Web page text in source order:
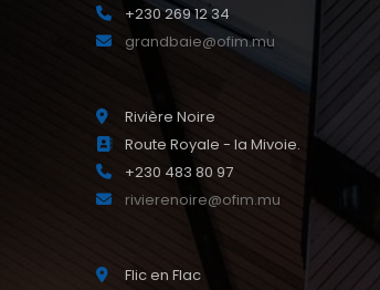
+230 269 12 34
grandbaie@ofim.mu
Rivière Noire
Route Royale - la Mivoie.
+230 483 80 97
rivierenoire@ofim.mu
Flic en Flac